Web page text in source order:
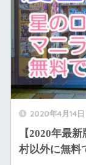
2020年4月14日
【2020年最
村以外に無料